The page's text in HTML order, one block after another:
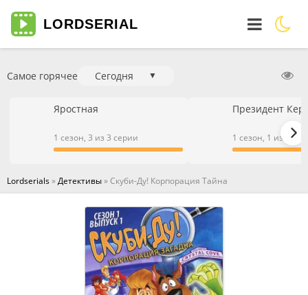
LORDSERIAL
Самое горячее Сегодня ▼
Яростная
1 сезон, 3 из 3 серии
Президент
1 сезон, 1 из 1
Lordserials»Детективы» Скуби-Ду! Корпорация Тайна